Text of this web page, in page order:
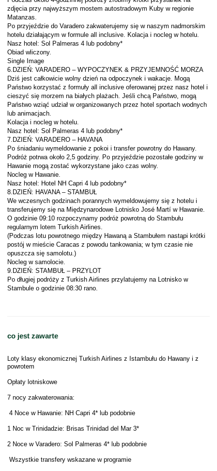
zdjęcia przy najwyższym mostem autostradowym Kuby w regionie
Po przyjeździe do Varadero zakwaterujemy się w naszym nadmorskim
Dziś jest całkowicie wolny dzień na odpoczynek i wakacje. Mogą
Państwo korzystać z formuły all inclusive oferowanej przez nasz hotel i
cieszyć się morzem na białych plażach. Jeśli chcą Państwo, mogą
Państwo wziąć udział w organizowanych przez hotel sportach wodnych
Po śniadaniu wymeldowanie z pokoi i transfer powrotny do Hawany.
Podróż potrwa około 2,5 godziny. Po przyjeździe pozostałe godziny w
We wczesnych godzinach porannych wymeldowujemy się z hotelu i
transferujemy się na Międzynarodowe Lotnisko José Martí w Hawanie.
O godzinie 09:10 rozpoczynamy podróż powrotną do Stambułu
(Podczas lotu powrotnego między Hawaną a Stambułem nastąpi krótki
postój w mieście Caracas z powodu tankowania; w tym czasie nie
Po długiej podróży z Turkish Airlines przylatujemy na Lotnisko w
co jest zawarte
Loty klasy ekonomicznej Turkish Airlines z Istambułu do Hawany i z
powrotem
Opłaty lotniskowe
7 nocy zakwaterowania:
4 Noce w Hawanie: NH Capri 4* lub podobnie
1 Noc w Trinidadzie: Brisas Trinidad del Mar 3*
2 Noce w Varadero: Sol Palmeras 4* lub podobnie
Wszystkie transfery wskazane w programie